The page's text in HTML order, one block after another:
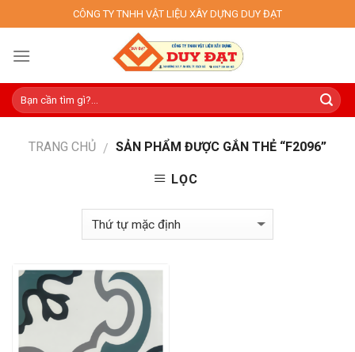
to
content
CÔNG TY TNHH VẬT LIỆU XÂY DỰNG DUY ĐẠT
TRANG CHỦ / SẢN PHẨM ĐƯỢC GẮN THẺ “F2096”
LỌC